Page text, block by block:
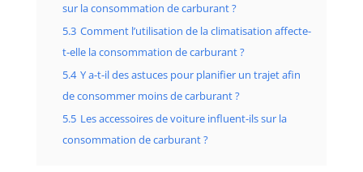
sur la consommation de carburant ?
5.3 Comment l’utilisation de la climatisation affecte-
t-elle la consommation de carburant ?
5.4 Y a-t-il des astuces pour planifier un trajet afin
de consommer moins de carburant ?
5.5 Les accessoires de voiture influent-ils sur la
consommation de carburant ?